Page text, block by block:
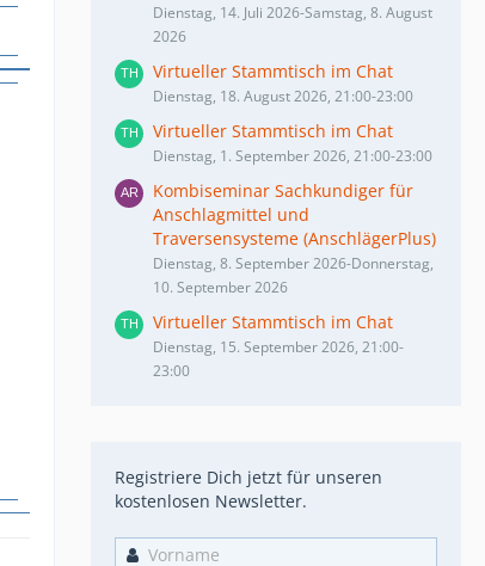
Dienstag, 14. Juli 2026-Samstag, 8. August
2026
Virtueller Stammtisch im Chat
Dienstag, 18. August 2026, 21:00-23:00
Virtueller Stammtisch im Chat
Dienstag, 1. September 2026, 21:00-23:00
Kombiseminar Sachkundiger für
Anschlagmittel und
Traversensysteme (AnschlägerPlus)
Dienstag, 8. September 2026-Donnerstag,
10. September 2026
Virtueller Stammtisch im Chat
Dienstag, 15. September 2026, 21:00-
23:00
Registriere Dich jetzt für unseren
kostenlosen Newsletter.